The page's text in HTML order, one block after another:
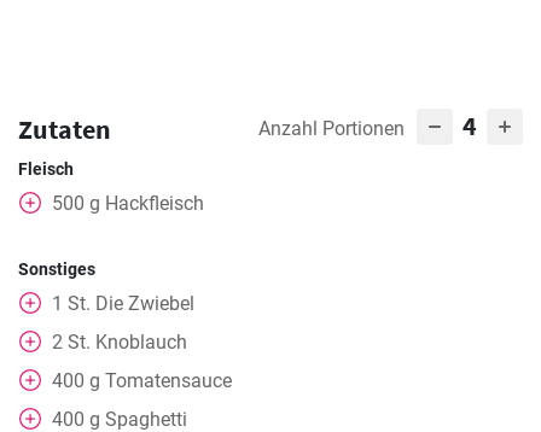
Zutaten Anzahl Portionen 4
Fleisch
500 g Hackfleisch
Sonstiges
1 St. Die Zwiebel
2 St. Knoblauch
400 g Tomatensauce
400 g Spaghetti